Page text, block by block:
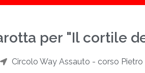
per "Il cortile
Circolo Way Assauto - corso Pietro